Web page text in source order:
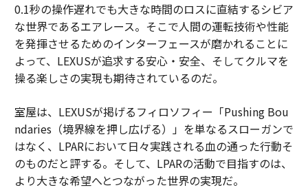
0.1秒の操作遅れでも大きな時間のロスに直結するシビア
な世界であるエアレース。そこで人間の運転技術や性能
を発揮させるためのインターフェースが磨かれることに
よって、LEXUSが追求する安心・安全、そしてクルマを
操る楽しさの実現も期待されているのだ。
室屋は、LEXUSが掲げるフィロソフィー「Pushing Bou
ndaries（境界線を押し広げる）」を単なるスローガンで
はなく、LPARにおいて日々実践される血の通った行動そ
のものだと評する。そして、LPARの活動で目指すのは、
より大きな希望へとつながった世界の実現だ。